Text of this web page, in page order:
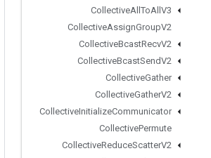
CollectiveAll ToAll V3
CollectiveAssignGroupV2
CollectiveBcastRecvV2
CollectiveBcastSendV2
CollectiveGather
CollectiveGatherV2
CollectiveInitializeCommunicator
CollectivePermute
CollectiveReduceScatterV2